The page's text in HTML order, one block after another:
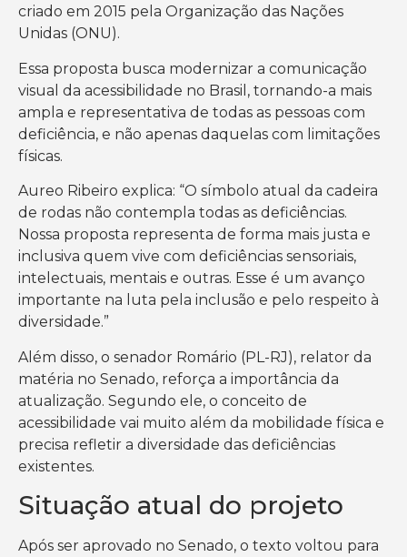
criado em 2015 pela Organização das Nações
Unidas (ONU).
Essa proposta busca modernizar a comunicação
visual da acessibilidade no Brasil, tornando-a mais
ampla e representativa de todas as pessoas com
deficiência, e não apenas daquelas com limitações
físicas.
Aureo Ribeiro explica: “O símbolo atual da cadeira
de rodas não contempla todas as deficiências.
Nossa proposta representa de forma mais justa e
inclusiva quem vive com deficiências sensoriais,
intelectuais, mentais e outras. Esse é um avanço
importante na luta pela inclusão e pelo respeito à
diversidade.”
Além disso, o senador Romário (PL-RJ), relator da
matéria no Senado, reforça a importância da
atualização. Segundo ele, o conceito de
acessibilidade vai muito além da mobilidade física e
precisa refletir a diversidade das deficiências
existentes.
Situação atual do projeto
Após ser aprovado no Senado, o texto voltou para